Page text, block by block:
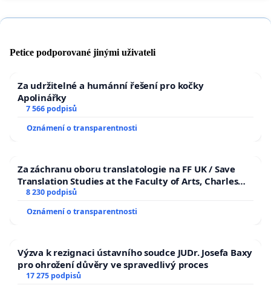
Petice podporované jinými uživateli
Za udržitelné a humánní řešení pro kočky
Apolinářky
7 566 podpisů
Oznámení o transparentnosti
Za záchranu oboru translatologie na FF UK / Save
Translation Studies at the Faculty of Arts, Charles
University
8 230 podpisů
Oznámení o transparentnosti
Výzva k rezignaci ústavního soudce JUDr. Josefa Baxy
pro ohrožení důvěry ve spravedlivý proces
17 275 podpisů